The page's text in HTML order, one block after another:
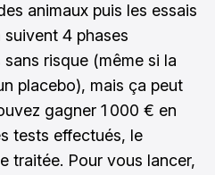
animaux puis les essais
suivent 4 phases
sans risque (même si la
placebo), mais ça peut
gagner 1 000 € en
tests effectués, le
traitée. Pour vous lancer,